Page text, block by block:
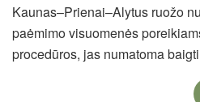
Kaunas–Prienai–Alytus ruožo
paėmimo visuomenės
procedūros, jas numatoma